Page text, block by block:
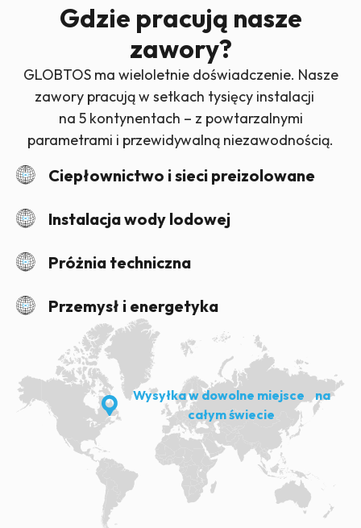
Gdzie pracują nasze
zawory?
GLOBTOS ma wieloletnie doświadczenie. Nasze
zawory pracują w setkach tysięcy instalacji
na 5 kontynentach – z powtarzalnymi
parametrami i przewidywalną niezawodnością.
Ciepłownictwo i sieci preizolowane
Instalacja wody lodowej
Próżnia techniczna
Przemysł i energetyka
Wysyłka w dowolne miejsce na
całym świecie